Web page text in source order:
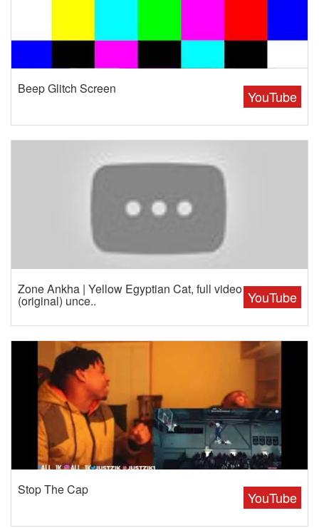
YouTube
Beep Glitch Screen
YouTube
Zone Ankha | Yellow Egyptian Cat, full video
(original) unce..
YouTube
Stop The Cap